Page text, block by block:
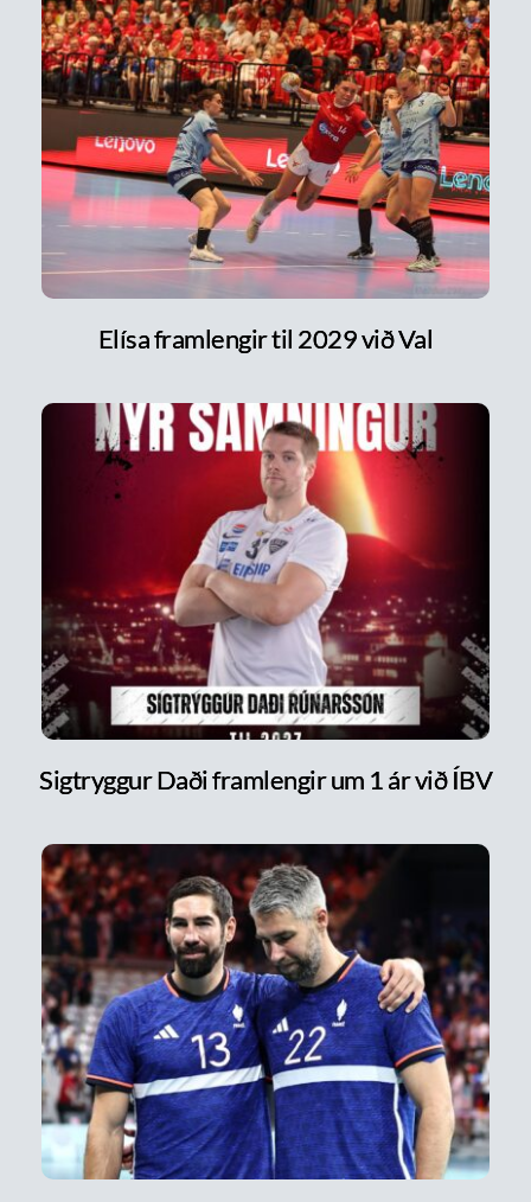
Elísa framlengir til 2029 við Val
Sigtryggur Daði framlengir um 1 ár við ÍBV